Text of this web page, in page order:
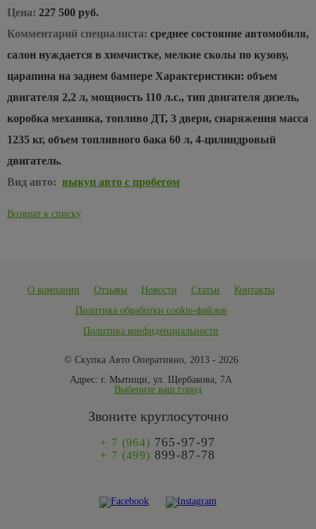
Цена: 227 500 руб.
Комментарий специалиста: среднее состояние автомобиля,
салон нуждается в химчистке, мелкие сколы по кузову,
царапина на заднем бампере Характеристики: объем
двигателя 2,2 л, мощность 110 л.с., тип двигателя дизель,
коробка механика, топливо ДТ, 3 двери, снаряжения масса
1235 кг, объем топливного бака 60 л, 4-цилиндровый
двигатель.
Вид авто: выкуп авто с пробегом
Возврат к списку
О компании Отзывы Новости Статьи
Контакты
Политика обработки cookie-файлов
Политика конфиденциальности
© Скупка Авто Оперативно, 2013 - 2026
Адрес: г. Мытищи, ул. Щербакова, 7А
Выберите ваш город
Звоните круглосуточно
+ 7 (964) 765-97-97
+ 7 (499) 899-87-78